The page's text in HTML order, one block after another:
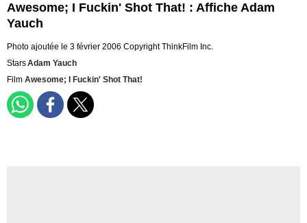
Awesome; I Fuckin' Shot That! : Affiche Adam
Yauch
Photo ajoutée le 3 février 2006 Copyright ThinkFilm Inc.
StarsAdam Yauch
Film Awesome; I Fuckin' Shot That!